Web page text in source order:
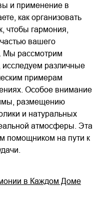
и применение в
как организовать
чтобы гармония,
вашего
Мы рассмотрим
различные
примерам
Особое внимание
размещению
и натуральных
атмосферы. Эта
помощником на пути к
в Каждом Доме